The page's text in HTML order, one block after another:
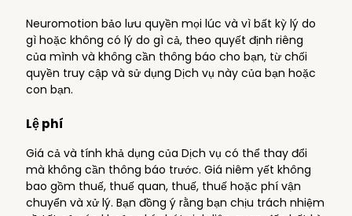
Neuromotion bảo lưu quyền mọi lúc và vì bất kỳ lý do
gì hoặc không có lý do gì cả, theo quyết định riêng
của mình và không cần thông báo cho bạn, từ chối
quyền truy cập và sử dụng Dịch vụ này của bạn hoặc
con bạn.
Lệ phí
Giá cả và tính khả dụng của Dịch vụ có thể thay đổi
mà không cần thông báo trước. Giá niêm yết không
bao gồm thuế, thuế quan, thuế, thuế hoặc phí vận
chuyển và xử lý. Bạn đồng ý rằng bạn chịu trách nhiệm